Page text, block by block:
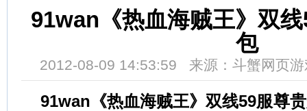
91wan《热血海贼王》双
包
2012-08-09 14:53:59 来源：斗蟹网页
91wan《热血海贼王》双线59服尊